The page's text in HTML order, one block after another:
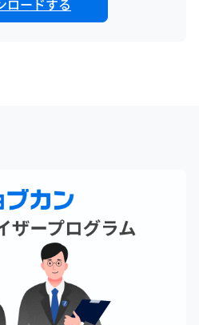
ロードする